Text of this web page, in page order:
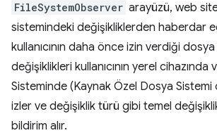
FileSystemObserver arayüzü, web
sistemindeki değişikliklerden haberdar
kullanıcının daha önce izin verdiği
değişiklikleri kullanıcının yerel
Sisteminde (Kaynak Özel Dosya Sistemi
izler ve değişiklik türü gibi temel
bildirim alır.